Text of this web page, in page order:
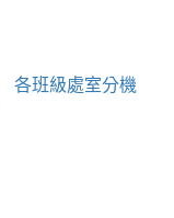
各班級處室分機